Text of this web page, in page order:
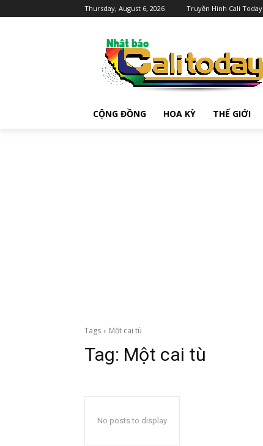
Thursday, August 6, 2026 Truyền Hình Cali Today
CỘNG ĐỒNG HOA KỲ THẾ GIỚI
Tags Một cai tù
Tag: Một cai tù
No posts to display